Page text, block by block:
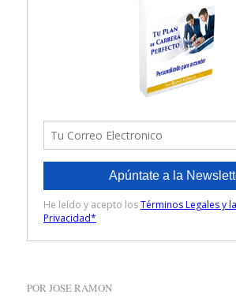
POR JOSE RAMON